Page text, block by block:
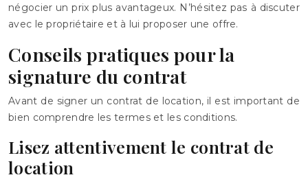
négocier un prix plus avantageux. N’hésitez pas à discuter
avec le propriétaire et à lui proposer une offre.
Conseils pratiques pour la
signature du contrat
Avant de signer un contrat de location, il est important de
bien comprendre les termes et les conditions.
Lisez attentivement le contrat de
location